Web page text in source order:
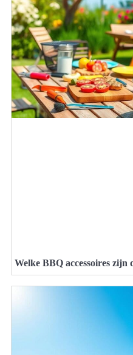
Welke BBQ accessoires